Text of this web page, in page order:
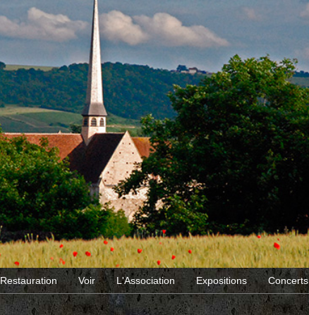
Restauration Voir L'Association Expositions Concerts